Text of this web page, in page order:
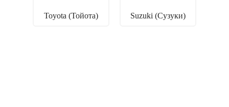
Toyota (Тойота) Suzuki (Сузуки)